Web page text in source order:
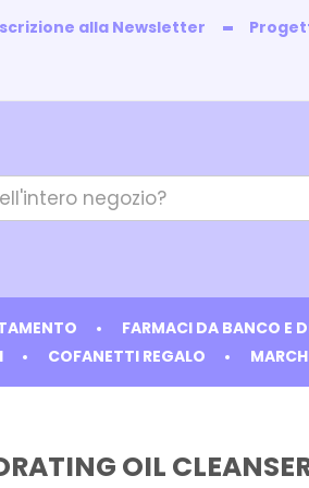
alla Newsletter
FARMACI DA BANCO E
COFANETTI REGALO
OIL